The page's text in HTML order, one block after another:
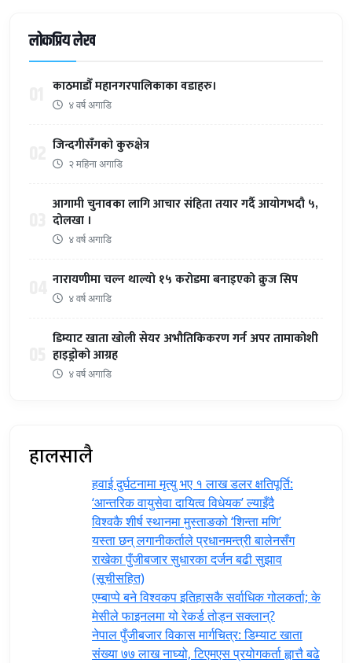
लोकप्रिय लेख
काठमाडौँ महानगरपालिकाका वडाहरु।
४ वर्ष अगाडि
जिन्दगीसँगको कुरुक्षेत्र
२ महिना अगाडि
आगामी चुनावका लागि आचार संहिता तयार गर्दै आयोगभदौ ५,
दोलखा ।
४ वर्ष अगाडि
नारायणीमा चल्न थाल्यो १५ करोडमा बनाइएको क्रुज सिप
४ वर्ष अगाडि
डिम्याट खाता खोली सेयर अभौतिकिकरण गर्न अपर तामाकोशी
हाइड्रोको आग्रह
४ वर्ष अगाडि
हालसालै
हवाई दुर्घटनामा मृत्यु भए १ लाख डलर क्षतिपूर्ति:
‘आन्तरिक वायुसेवा दायित्व विधेयक’ ल्याइँदै
विश्वकै शीर्ष स्थानमा मुस्ताङको ‘शिन्ता मणि’
यस्ता छन् लगानीकर्ताले प्रधानमन्त्री ‍बालेनसँग
राखेका पुँजीबजार सुधारका दर्जन बढी सुझाव
(सूचीसहित)
एम्बाप्पे बने विश्वकप इतिहासकै सर्वाधिक गोलकर्ता; के
मेसीले फाइनलमा यो रेकर्ड तोड्न सक्लान्?
नेपाल पुँजीबजार विकास मार्गचित्र: डिम्याट खाता
संख्या ७७ लाख नाघ्यो, टिएमएस प्रयोगकर्ता ह्वात्तै बढे